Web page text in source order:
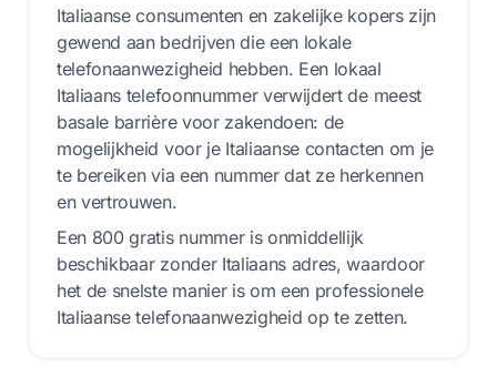
Italiaanse consumenten en zakelijke kopers zijn
gewend aan bedrijven die een lokale
telefonaanwezigheid hebben. Een lokaal
Italiaans telefoonnummer verwijdert de meest
basale barrière voor zakendoen: de
mogelijkheid voor je Italiaanse contacten om je
te bereiken via een nummer dat ze herkennen
en vertrouwen.
Een 800 gratis nummer is onmiddellijk
beschikbaar zonder Italiaans adres, waardoor
het de snelste manier is om een professionele
Italiaanse telefonaanwezigheid op te zetten.